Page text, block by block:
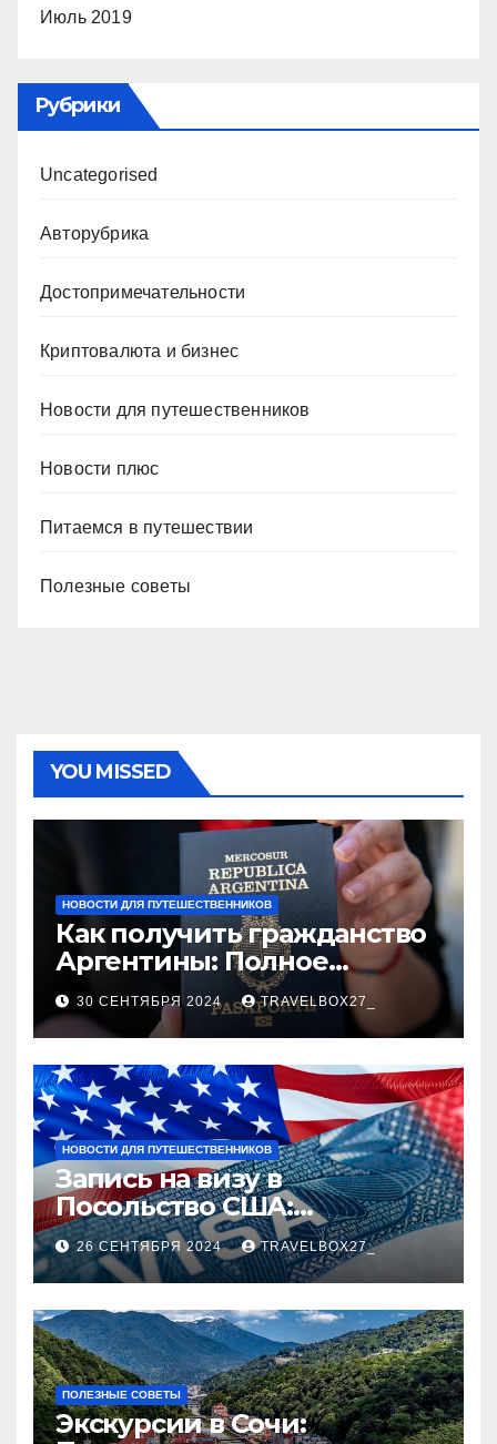
Июль 2019
Рубрики
Uncategorised
Авторубрика
Достопримечательности
Криптовалюта и бизнес
Новости для путешественников
Новости плюс
Питаемся в путешествии
Полезные советы
YOU MISSED
НОВОСТИ ДЛЯ ПУТЕШЕСТВЕННИКОВ
Как получить гражданство
Аргентины: Полное
руководство
30 СЕНТЯБРЯ 2024 TRAVELBOX27_
НОВОСТИ ДЛЯ ПУТЕШЕСТВЕННИКОВ
Запись на визу в
Посольство США:
Пошаговое руководство
26 СЕНТЯБРЯ 2024 TRAVELBOX27_
ПОЛЕЗНЫЕ СОВЕТЫ
Экскурсии в Сочи: